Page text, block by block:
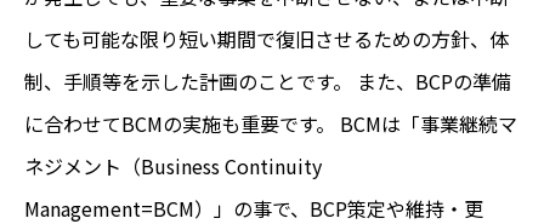
しても可能な限り短い期間で復旧させるための方針、体
制、手順等を示した計画のことです。 また、BCPの準備
に合わせてBCMの実施も重要です。 BCMは「事業継続マ
ネジメント（Business Continuity
Management=BCM）」の事で、BCP策定や維持・更